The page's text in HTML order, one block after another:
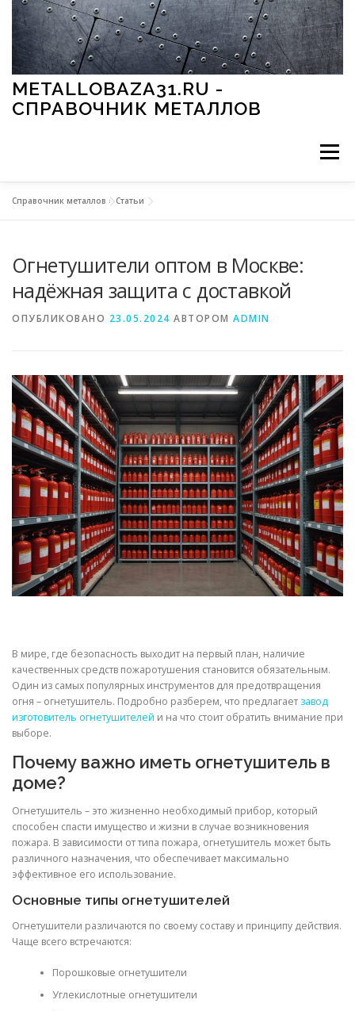
Перейти к содержимому
METALLOBAZA31.RU -
СПРАВОЧНИК МЕТАЛЛОВ
Меню
МЕТАЛЛЫ И ОКРУЖАЮЩАЯ СРЕДА
СВОЙСТВА МЕТАЛЛОВ СОРТА МЕТАЛЛОВ
СТАТЬИ
Справочник металлов »Статьи
Огнетушители оптом в Москве:
надёжная защита с доставкой
ОПУБЛИКОВАНО 23.05.2024 АВТОРОМ ADMIN
В мире, где безопасность выходит на первый план, наличие
качественных средств пожаротушения становится обязательным.
Один из самых популярных инструментов для предотвращения
огня – огнетушитель. Подробно разберем, что предлагает завод
изготовитель огнетушителей и на что стоит обратить внимание при
выборе.
Почему важно иметь огнетушитель в
доме?
Огнетушитель – это жизненно необходимый прибор, который
способен спасти имущество и жизни в случае возникновения
пожара. В зависимости от типа пожара, огнетушитель может быть
различного назначения, что обеспечивает максимально
эффективное его использование.
Основные типы огнетушителей
Огнетушители различаются по своему составу и принципу действия.
Чаще всего встречаются:
Порошковые огнетушители
Углекислотные огнетушители